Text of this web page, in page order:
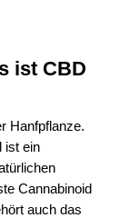
ist CBD
Hanfpflanze.
ist ein
Cannabinoid
auch das